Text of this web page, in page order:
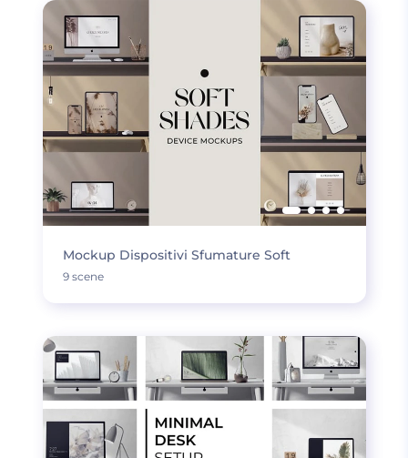
Mockup Dispositivi Sfumature Soft
9 scene